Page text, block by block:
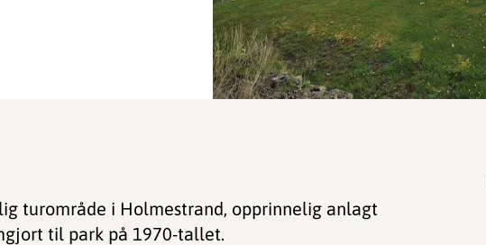
turområde i Holmestrand, opprinnelig anlagt
til park på 1970-tallet.